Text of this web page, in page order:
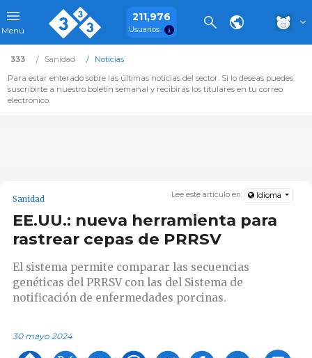
Menú
211,976
Usuarios
333 Sanidad
Noticias
Para estar enterado sobre las últimas noticias del sector. Si lo deseas puedes
suscribirte a nuestro boletín semanal y recibirás los titulares en tu correo
electrónico.
Lee este artículo en: Idioma
Sanidad
EE.UU.: nueva herramienta para
rastrear cepas de PRRSV
El sistema permite comparar las secuencias
genéticas del PRRSV con las del Sistema de
notificación de enfermedades porcinas.
30 mayo 2024